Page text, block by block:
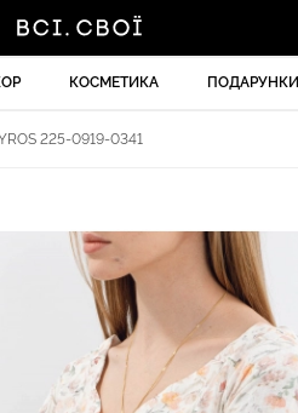
КОСМЕТИКА ПОДАРУНКИ
225-0919-0341